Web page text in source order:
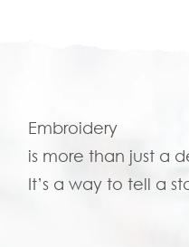
Embroidery
is more than just a
It’s a way to tell a